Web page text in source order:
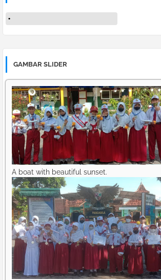
GAMBAR SLIDER
A boat with beautiful sunset.